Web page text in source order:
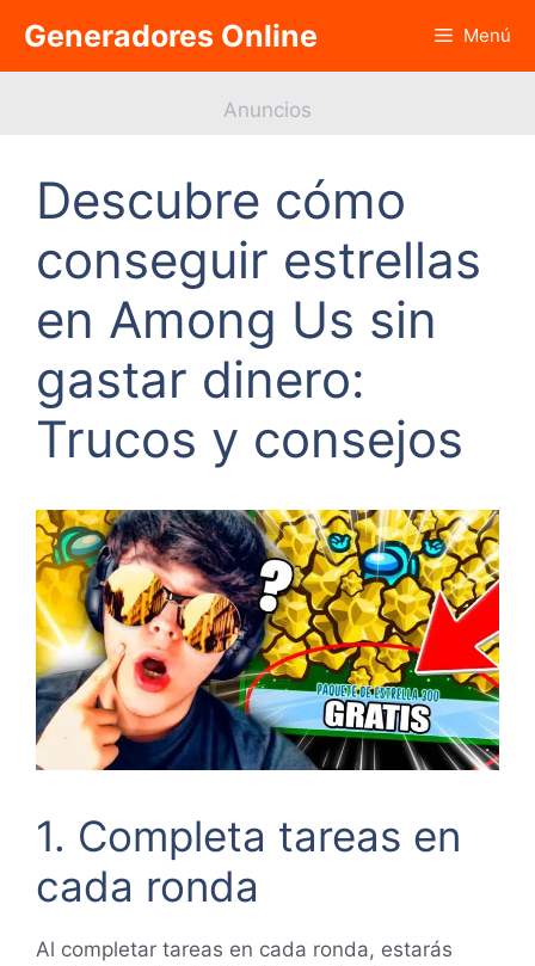
contenido
Generadores Online Menú
Anuncios
Descubre cómo
conseguir estrellas
en Among Us sin
gastar dinero:
Trucos y consejos
1. Completa tareas en
cada ronda
Al completar tareas en cada ronda, estarás